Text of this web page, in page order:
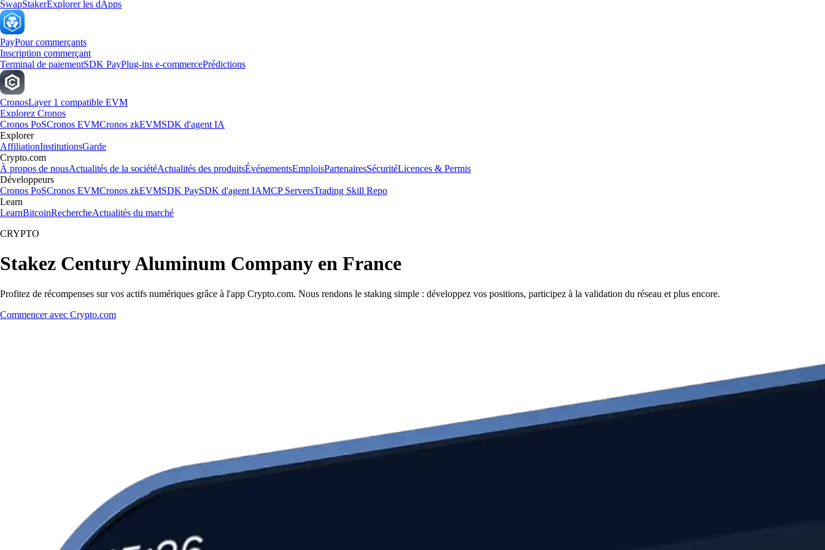
SwapStakerExplorer les dApps
PayPour commerçants
Inscription commerçant
Terminal de paiementSDK PayPlug-ins e-commercePrédictions
CronosLayer 1 compatible EVM
Explorez Cronos
Cronos PoSCronos EVMCronos zkEVMSDK d'agent IA
Explorer
AffiliationInstitutionsGarde
Crypto.com
À propos de nousActualités de la sociétéActualités des produitsÉvénementsEmploisPartenairesSécuritéLicences & Permis
Développeurs
Cronos PoSCronos EVMCronos zkEVMSDK PaySDK d'agent IAMCP ServersTrading Skill Repo
Learn
LearnBitcoinRechercheActualités du marché
CRYPTO
Stakez Century Aluminum Company en France
Profitez de récompenses sur vos actifs numériques grâce à l'app Crypto.com. Nous rendons le staking simple : développez vos positions, participez à la validation du réseau et plus encore.
Commencer avec Crypto.com